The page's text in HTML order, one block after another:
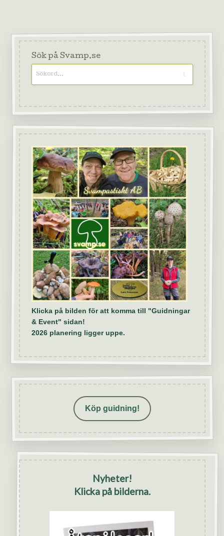
Sök på Svamp.se
Klicka på bilden för att komma till "Guidningar
& Event" sidan!
2026 planering ligger uppe.
Köp guidning!
Nyheter!
Klicka på bilderna.